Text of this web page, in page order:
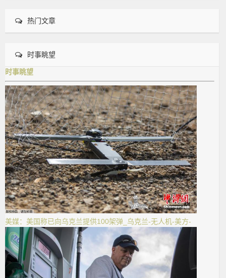
热门文章
时事眺望
时事眺望
美媒：美国称已向乌克兰提供100架弹_乌克兰-无人机-美方-